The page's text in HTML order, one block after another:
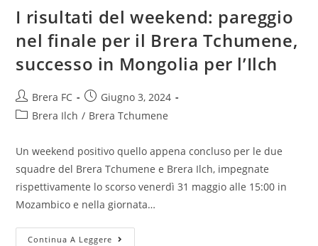
I risultati del weekend: pareggio
nel finale per il Brera Tchumene,
successo in Mongolia per l’Ilch
Brera FC
Giugno 3, 2024
Brera Ilch / Brera Tchumene
Un weekend positivo quello appena concluso per le due
squadre del Brera Tchumene e Brera Ilch, impegnate
rispettivamente lo scorso venerdì 31 maggio alle 15:00 in
Mozambico e nella giornata…
Continua A Leggere